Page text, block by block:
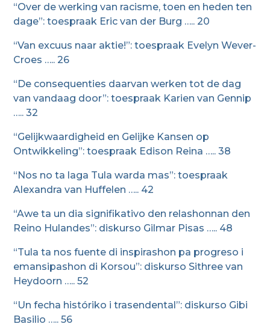
“Over de werking van racisme, toen en heden ten
dage”: toespraak Eric van der Burg ….. 20
“Van excuus naar aktie!”: toespraak Evelyn Wever-
Croes ….. 26
“De consequenties daarvan werken tot de dag
van vandaag door”: toespraak Karien van Gennip
….. 32
“Gelijkwaardigheid en Gelijke Kansen op
Ontwikkeling”: toespraak Edison Reina ….. 38
“Nos no ta laga Tula warda mas”: toespraak
Alexandra van Huffelen ….. 42
“Awe ta un dia signifikativo den relashonnan den
Reino Hulandes”: diskurso Gilmar Pisas ….. 48
“Tula ta nos fuente di inspirashon pa progreso i
emansipashon di Korsou”: diskurso Sithree van
Heydoorn ….. 52
“Un fecha históriko i trasendental”: diskurso Gibi
Basilio ….. 56